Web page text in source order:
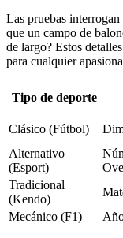
Las pruebas interrogan
que un campo de
de largo? Estos
para cualquier
Tipo de deporte
Clásico (Fútbol)
Alternativo
(Esport)
Tradicional
(Kendo)
Mecánico (F1)